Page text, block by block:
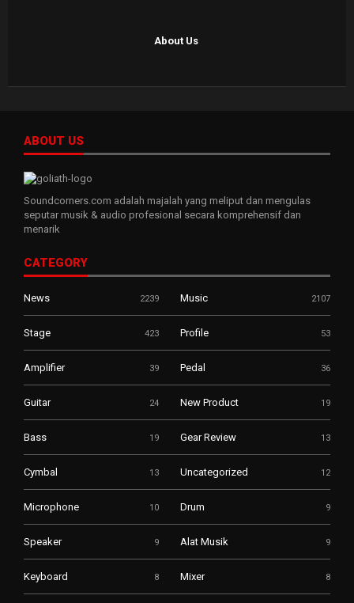
About Us
ABOUT US
Soundcorners.com adalah majalah yang meliput dan mengulas
seputar musik & audio profesional secara komprehensif dan
menarik
CATEGORY
News 2239 Music 2107
Stage 423 Profile 53
Amplifier 39 Pedal 36
Guitar 24 New Product 19
Bass 19 Gear Review 13
Cymbal 13 Uncategorized 12
Microphone 10 Drum 9
Speaker 9 Alat Musik 9
Keyboard 8 Mixer 8